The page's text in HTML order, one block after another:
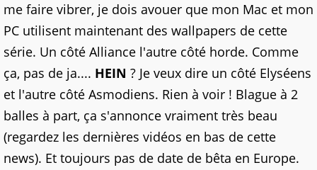
me faire vibrer, je dois avouer que mon Mac et mon
PC utilisent maintenant des wallpapers de cette
série. Un côté Alliance l'autre côté horde. Comme
ça, pas de ja.... HEIN ? Je veux dire un côté Elyséens
et l'autre côté Asmodiens. Rien à voir ! Blague à 2
balles à part, ça s'annonce vraiment très beau
(regardez les dernières vidéos en bas de cette
news). Et toujours pas de date de bêta en Europe.